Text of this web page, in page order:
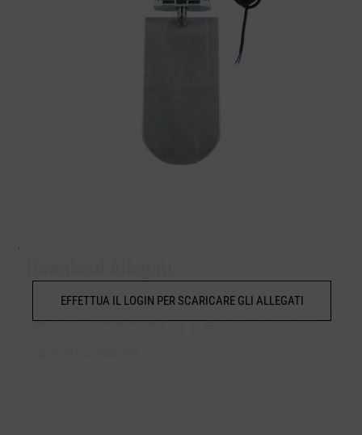
Scarica scheda tecnica Scarica le istruzioni
EFFETTUA IL LOGIN PER SCARICARE GLI ALLEGATI